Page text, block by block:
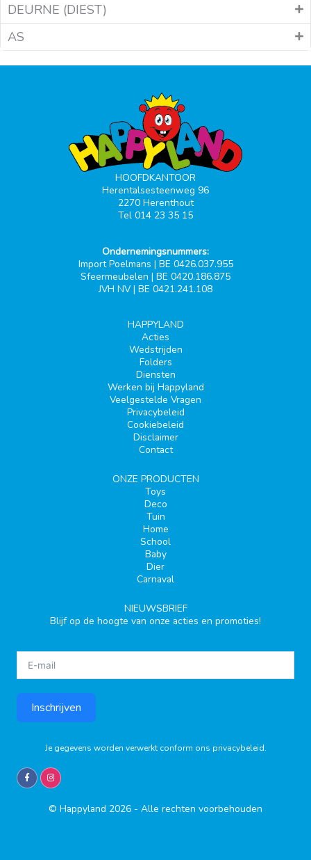
DEURNE (DIEST)
AS
HOOFDKANTOOR
Herentalsesteenweg 96
2270 Herenthout
Tel 014 23 35 15
Ondernemingsnummers:
Import Poelmans | BE 0426.037.955
Sfeermeubelen | BE 0420.186.875
JVH NV | BE 0421.241.108
HAPPYLAND
Acties
Wedstrijden
Folders
Diensten
Werken bij Happyland
Veelgestelde Vragen
Privacybeleid
Cookiebeleid
Disclaimer
Contact
ONZE PRODUCTEN
Toys
Deco
Tuin
Home
School
Baby
Dier
Carnaval
NIEUWSBRIEF
Blijf op de hoogte van onze acties en promoties!
Inschrijven
Je gegevens worden verwerkt conform ons privacybeleid.
© Happyland 2026 - Alle rechten voorbehouden